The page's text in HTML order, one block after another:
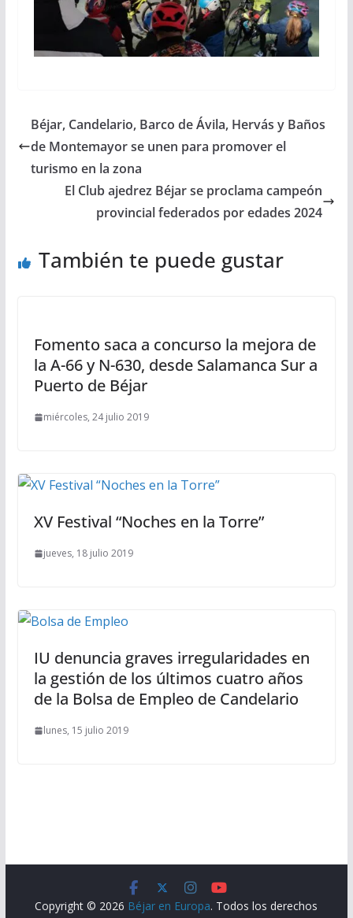
Béjar, Candelario, Barco de Ávila, Hervás y Baños
de Montemayor se unen para promover el
turismo en la zona
El Club ajedrez Béjar se proclama campeón
provincial federados por edades 2024
También te puede gustar
Fomento saca a concurso la mejora de
la A-66 y N-630, desde Salamanca Sur a
Puerto de Béjar
miércoles, 24 julio 2019
XV Festival “Noches en la Torre”
jueves, 18 julio 2019
IU denuncia graves irregularidades en
la gestión de los últimos cuatro años
de la Bolsa de Empleo de Candelario
lunes, 15 julio 2019
Copyright © 2026 Béjar en Europa. Todos los derechos